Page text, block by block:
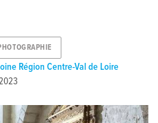
Région Centre-Val de Loire